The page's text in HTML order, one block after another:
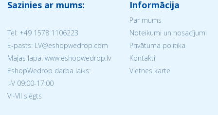
Sazinies ar mums:
Tel: +49 1578 1106223
E-pasts: LV@eshopwedrop.com
Mājas lapa: www.eshopwedrop.lv
EshopWedrop darba laiks:
I-V 09:00-17:00
VI-VII slēgts
Informācija
Par mums
Noteikumi un nosacījumi
Privātuma politika
Kontakti
Vietnes karte